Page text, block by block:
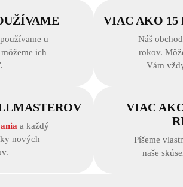
u
ich
VIAC AKO 15
Náš
rokov.
Vám
a každý
nových
VIAC
Píšeme
naše